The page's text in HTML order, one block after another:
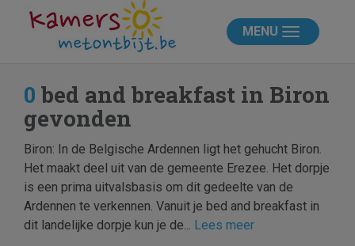
MENU
0 bed and breakfast in Biron
gevonden
Biron: In de Belgische Ardennen ligt het gehucht Biron.
Het maakt deel uit van de gemeente Erezee. Het dorpje
is een prima uitvalsbasis om dit gedeelte van de
Ardennen te verkennen. Vanuit je bed and breakfast in
dit landelijke dorpje kun je de... Lees meer